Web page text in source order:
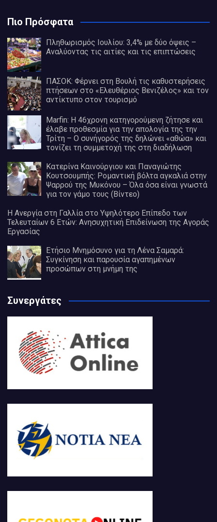
Πιο Πρόσφατα
Πληθωρισμός Ιουλίου: 3,4% με δύο όψεις –
Αναλύοντας τις αιτίες και τις επιπτώσεις
ΠΑΣΟΚ: Φέρνει στη Βουλή τις καθυστερήσεις
πτήσεων στο «Ελευθέριος Βενιζέλος» και τον
αντίκτυπο στον τουρισμό
Marfin: Η 46χρονη κατηγορούμενη ζήτησε και
έλαβε προθεσμία για την απολογία της την
Τρίτη – Ο συνήγορός της δηλώνει «αθώα» και
τονίζει τη συμμετοχή της στη διαδήλωση
Κατερίνα Καινούργιου και Παναγιώτης
Κουτσουμπής: Ρομαντική βόλτα αγκαλιά στην
Ψαρρού της Μυκόνου – Όλα όσα είναι γνωστά
για τον γάμο τους (Βίντεο)
Η Ανεργία στη Γαλλία στο Υψηλότερο Επίπεδο των
Τελευταίων 6 Ετών: Ανησυχητική Επιδείνωση της Αγοράς
Εργασίας
Ετήσιο Μνημόσυνο για τη Λένα Σαμαρά:
Συγκίνηση και παρουσία αγαπημένων
προσώπων στη μνήμη της
Συνεργάτες